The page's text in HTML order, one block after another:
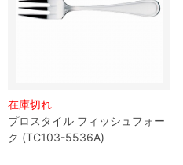
在庫切れ
プロスタイル フィッシュフォー
ク (TC103-5536A)